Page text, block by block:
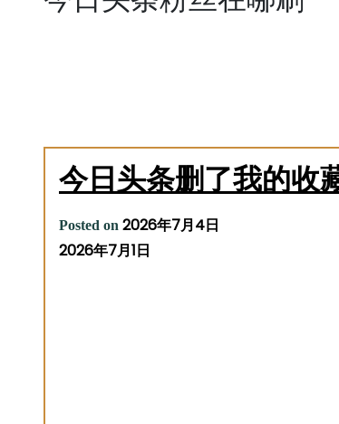
今日头条删了我的收
Posted on 2026年7月4日
2026年7月1日